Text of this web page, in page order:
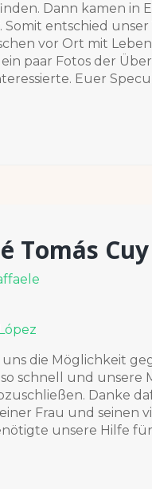
Dann kamen in
entschied
vor Ort mit
paar Fotos der
Euer
Tomás
die Möglichkeit
schnell und unsere
Danke
Frau und seinen
unsere Hilfe